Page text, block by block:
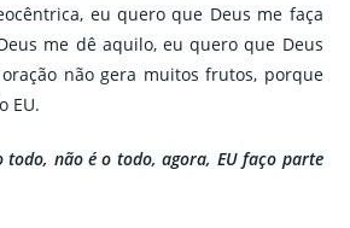
eu quero que Deus me faça
me dê aquilo, eu quero que Deus
não gera muitos frutos, porque
EU.
todo, não é o todo, agora, EU faço parte